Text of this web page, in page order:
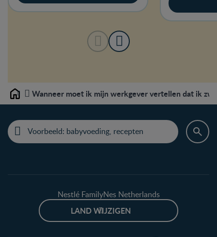
Home Wanneer moet ik mijn werkgever vertellen dat ik
Nestlé FamilyNes Netherlands
LAND WIJZIGEN